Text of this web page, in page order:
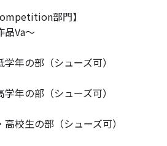
部門】
品Va〜
学年の部（シューズ可）
学年の部（シューズ可）
高校生の部（シューズ可）